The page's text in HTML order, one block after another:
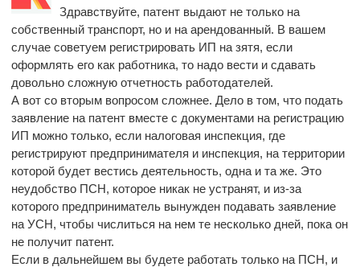
Здравствуйте, патент выдают не только на
собственный транспорт, но и на арендованный. В вашем
случае советуем регистрировать ИП на зятя, если
оформлять его как работника, то надо вести и сдавать
довольно сложную отчетность работодателей.
А вот со вторым вопросом сложнее. Дело в том, что подать
заявление на патент вместе с документами на регистрацию
ИП можно только, если налоговая инспекция, где
регистрируют предпринимателя и инспекция, на территории
которой будет вестись деятельность, одна и та же. Это
неудобство ПСН, которое никак не устранят, и из-за
которого предприниматель вынужден подавать заявление
на УСН, чтобы числиться на нем те несколько дней, пока он
не получит патент.
Если в дальнейшем вы будете работать только на ПСН, и